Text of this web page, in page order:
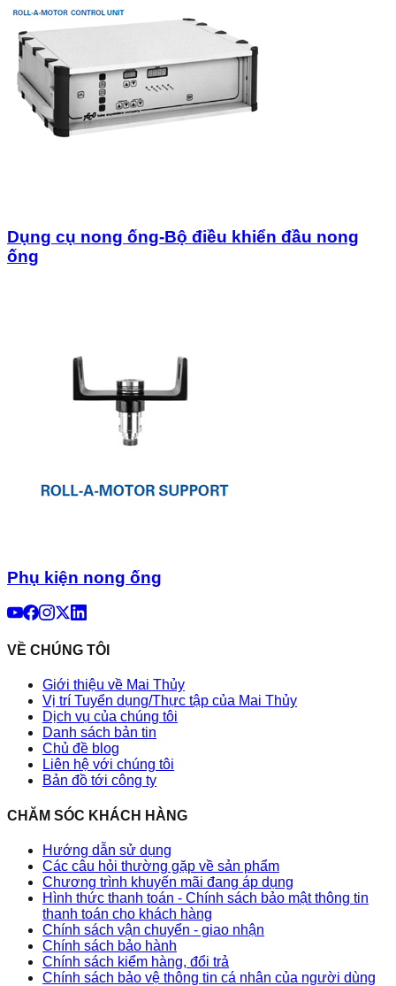
Dụng cụ nong ống-Bộ điều khiển đầu nong
ống
Phụ kiện nong ống
VỀ CHÚNG TÔI
Giới thiệu về Mai Thủy
Vị trí Tuyển dụng/Thực tập của Mai Thủy
Dịch vụ của chúng tôi
Danh sách bản tin
Chủ đề blog
Liên hệ với chúng tôi
Bản đồ tới công ty
CHĂM SÓC KHÁCH HÀNG
Hướng dẫn sử dụng
Các câu hỏi thường gặp về sản phẩm
Chương trình khuyến mãi đang áp dụng
Hình thức thanh toán - Chính sách bảo mật thông tin
thanh toán cho khách hàng
Chính sách vận chuyển - giao nhận
Chính sách bảo hành
Chính sách kiểm hàng, đổi trả
Chính sách bảo vệ thông tin cá nhân của người dùng